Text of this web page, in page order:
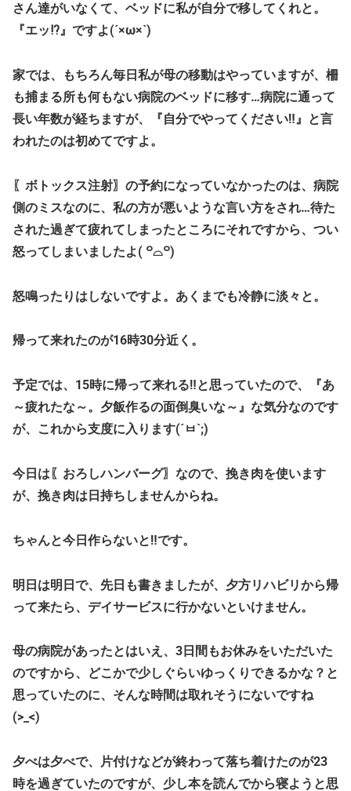
さん達がいなくて、ベッドに私が自分で移してくれと。
『エッ⁉』ですよ(´×ω×`)
家では、もちろん毎日私が母の移動はやっていますが、柵
も捕まる所も何もない病院のベッドに移す…病院に通って
長い年数が経ちますが、『自分でやってください‼』と言
われたのは初めてですよ。
〖ボトックス注射〗の予約になっていなかったのは、病院
側のミスなのに、私の方が悪いような言い方をされ…待た
された過ぎて疲れてしまったところにそれですから、つい
怒ってしまいましたよ( ꒪⌓꒪)
怒鳴ったりはしないですよ。あくまでも冷静に淡々と。
帰って来れたのが16時30分近く。
予定では、15時に帰って来れる‼と思っていたので、『あ
～疲れたな～。夕飯作るの面倒臭いな～』な気分なのです
が、これから支度に入ります(´ㅂ`;)
今日は〖おろしハンバーグ〗なので、挽き肉を使います
が、挽き肉は日持ちしませんからね。
ちゃんと今日作らないと‼です。
明日は明日で、先日も書きましたが、夕方リハビリから帰
って来たら、デイサービスに行かないといけません。
母の病院があったとはいえ、3日間もお休みをいただいた
のですから、どこかで少しぐらいゆっくりできるかな？と
思っていたのに、そんな時間は取れそうにないですね
(>_<)
夕べは夕べで、片付けなどが終わって落ち着けたのが23
時を過ぎていたのですが、少し本を読んでから寝ようと思